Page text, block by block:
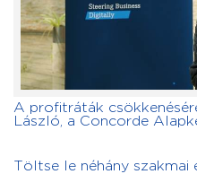
A profitráták
László, a Concorde
Töltse le néhány szakmai